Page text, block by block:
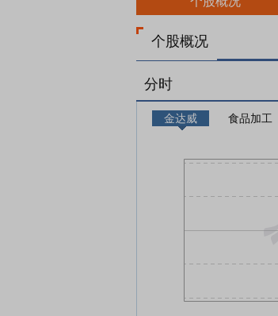
个股概况
分时
金达威 食品加工